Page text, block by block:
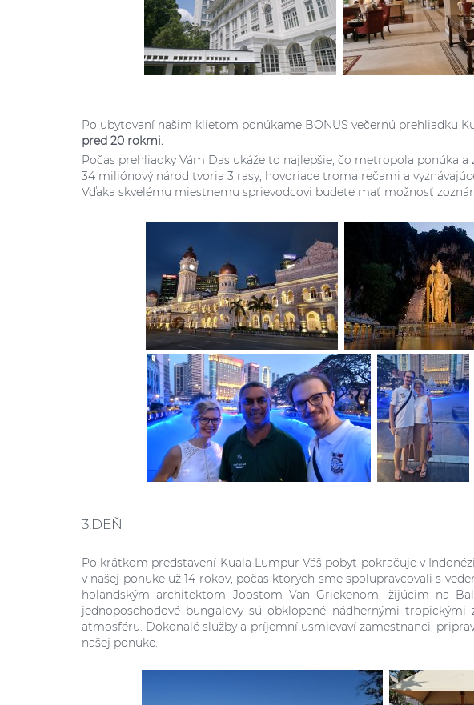
Po ubytovaní našim klietom ponúkame BONUS večernú prehliadku
pred 20 rokmi.
Počas prehliadky Vám Das ukáže to najlepšie, čo metropola ponúka
34 miliónový národ tvoria 3 rasy, hovoriace troma rečami a
Vďaka skvelému miestnemu sprievodcovi budete mať možnosť
3.DEŇ
Po krátkom predstavení Kuala Lumpur Váš pobyt pokračuje v
v našej ponuke už 14 rokov, počas ktorých sme spolupravcovali s
holandským architektom Joostom Van Griekenom, žijúcim na
jednoposchodové bungalovy sú obklopené nádhernými
atmosféru. Dokonalé služby a príjemní usmievaví zamestnanci,
našej ponuke.